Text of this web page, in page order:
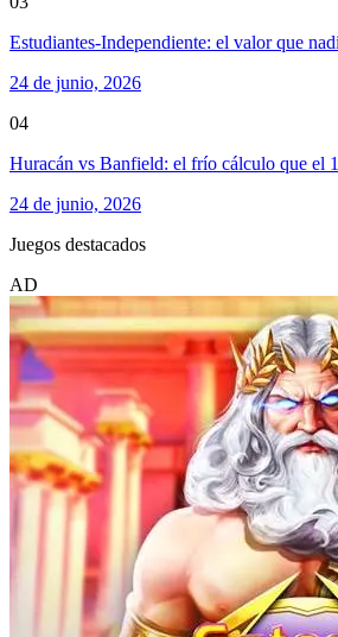
Estudiantes-Independiente: el valor que
24 de junio, 2026
04
Huracán vs Banfield: el frío cálculo que el
24 de junio, 2026
Juegos destacados
AD